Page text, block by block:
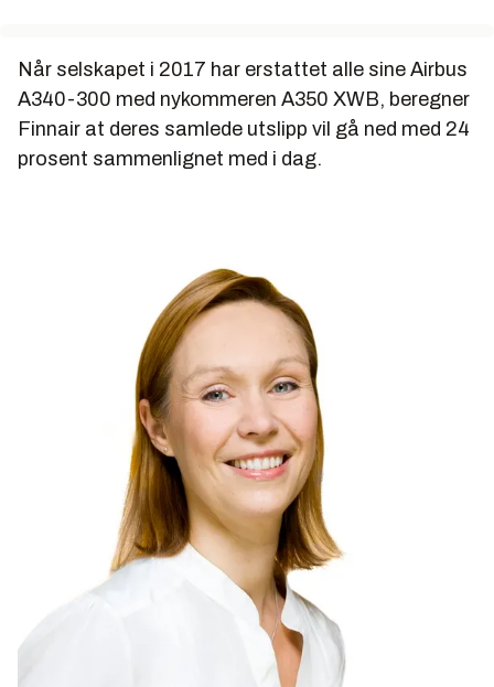
Når selskapet i 2017 har erstattet alle sine Airbus
A340-300 med nykommeren A350 XWB, beregner
Finnair at deres samlede utslipp vil gå ned med 24
prosent sammenlignet med i dag.